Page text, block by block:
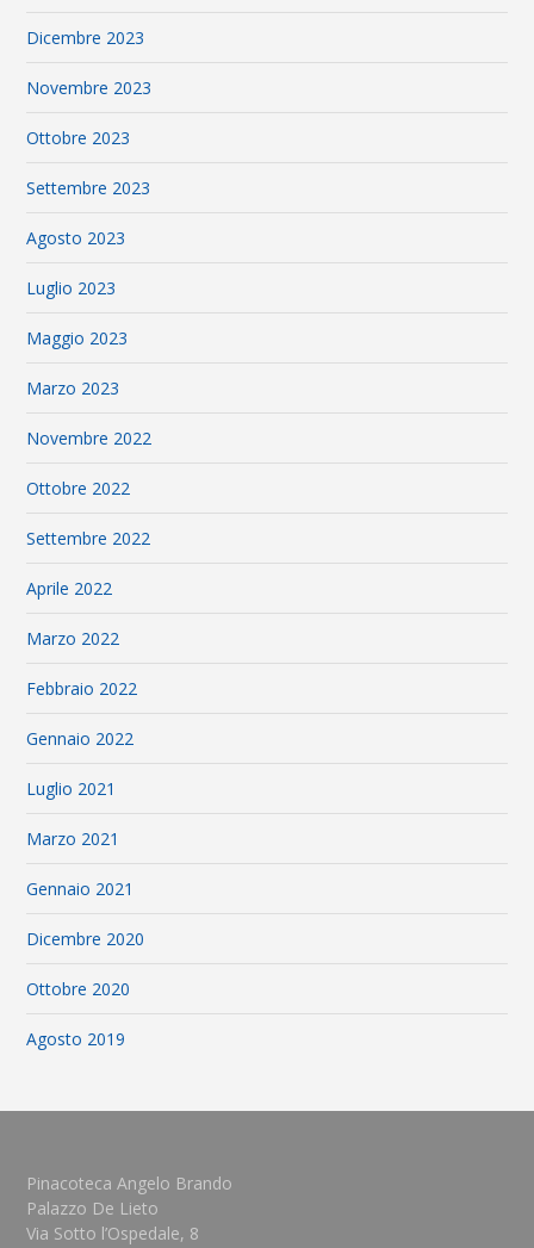
Dicembre 2023
Novembre 2023
Ottobre 2023
Settembre 2023
Agosto 2023
Luglio 2023
Maggio 2023
Marzo 2023
Novembre 2022
Ottobre 2022
Settembre 2022
Aprile 2022
Marzo 2022
Febbraio 2022
Gennaio 2022
Luglio 2021
Marzo 2021
Gennaio 2021
Dicembre 2020
Ottobre 2020
Agosto 2019
Pinacoteca Angelo Brando
Palazzo De Lieto
Via Sotto l’Ospedale, 8